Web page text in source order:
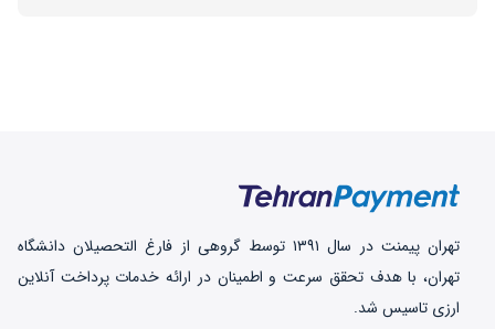
تهران‌ پیمنت در سال ۱۳۹۱ توسط گروهی از فارغ التحصیلان دانشگاه
تهران، با هدف تحقق سرعت و اطمینان در ارائه خدمات پرداخت‌ آنلاین
ارزی تاسیس شد.